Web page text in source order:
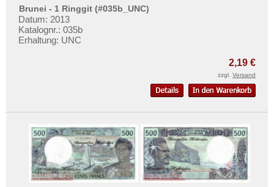
Vietnam
Vietnam Süd
Brunei - 1 Ringgit (#035b_UNC)
Datum: 2013
Katalognr.: 035b
Erhaltung: UNC
2,19 €
zzgl. Versand